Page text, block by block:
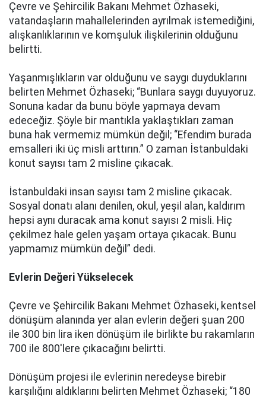
Çevre ve Şehircilik Bakanı Mehmet Özhaseki,
vatandaşların mahallelerinden ayrılmak istemediğini,
alışkanlıklarının ve komşuluk ilişkilerinin olduğunu
belirtti.
Yaşanmışlıkların var olduğunu ve saygı duyduklarını
belirten Mehmet Özhaseki; “Bunlara saygı duyuyoruz.
Sonuna kadar da bunu böyle yapmaya devam
edeceğiz. Şöyle bir mantıkla yaklaştıkları zaman
buna hak vermemiz mümkün değil; “Efendim burada
emsalleri iki üç misli arttırın.” O zaman İstanbuldaki
konut sayısı tam 2 misline çıkacak.
İstanbuldaki insan sayısı tam 2 misline çıkacak.
Sosyal donatı alanı denilen, okul, yeşil alan, kaldırım
hepsi aynı duracak ama konut sayısı 2 misli. Hiç
çekilmez hale gelen yaşam ortaya çıkacak. Bunu
yapmamız mümkün değil” dedi.
Evlerin Değeri Yükselecek
Çevre ve Şehircilik Bakanı Mehmet Özhaseki, kentsel
dönüşüm alanında yer alan evlerin değeri şuan 200
ile 300 bin lira iken dönüşüm ile birlikte bu rakamların
700 ile 800'lere çıkacağını belirtti.
Dönüşüm projesi ile evlerinin neredeyse birebir
karşılığını aldıklarını belirten Mehmet Özhaseki; “180